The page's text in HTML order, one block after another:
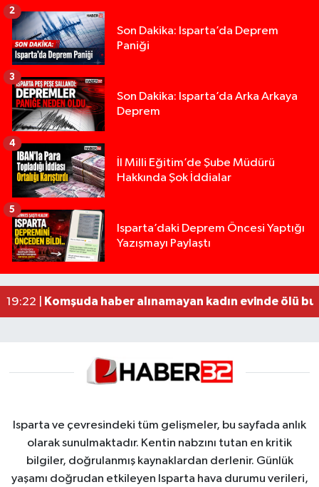
Son Dakika: Isparta’da Deprem
Paniği
2
Son Dakika: Isparta’da Arka Arkaya
Deprem
3
İl Milli Eğitim’de Şube Müdürü
Hakkında Şok İddialar
4
Isparta’daki Deprem Öncesi Yaptığı
Yazışmayı Paylaştı
5
13:00 |Yığılca'da kardeşler arasındaki silahlı kavgada
12:48 |Tur teknesi çalışanlarının birbirine girdiği kavga
02:26 |MOTOSİKLETLE ÇARPIŞAN OTOMOBİL GÜL
19:22 |
Komşuda haber alınamayan kadın evinde ölü
Isparta ve çevresindeki tüm gelişmeler, bu sayfada anlık
olarak sunulmaktadır. Kentin nabzını tutan en kritik
bilgiler, doğrulanmış kaynaklardan derlenir. Günlük
yaşamı doğrudan etkileyen Isparta hava durumu verileri,